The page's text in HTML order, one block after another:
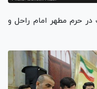
حرم مطهر امام راحل و